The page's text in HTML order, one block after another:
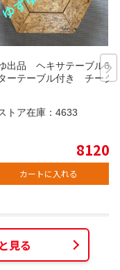
出品 ヘキサテーブル65
ーテーブル付き チーク
トア在庫： 4633
8120
カートに入れる
見る